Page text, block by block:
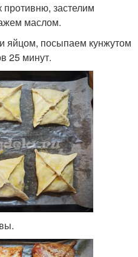
застелим
маслом.
яйцом, посыпаем кунжутом
25 минут.